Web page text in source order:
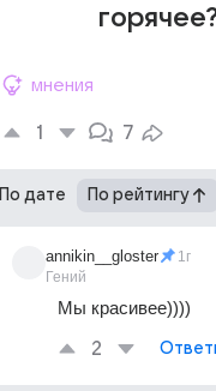
мнения
1 7
По дате По рейтингу
annikin__gloster
Гений
1г
Мы красивее))))
2